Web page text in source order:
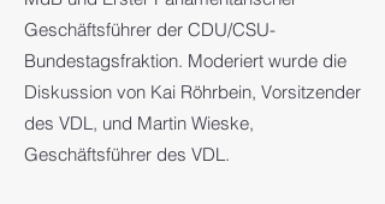
Geschäftsführer der CDU/CSU-
Bundestagsfraktion. Moderiert wurde die
Diskussion von Kai Röhrbein, Vorsitzender
des VDL, und Martin Wieske,
Geschäftsführer des VDL.